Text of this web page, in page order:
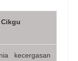
kecergasan